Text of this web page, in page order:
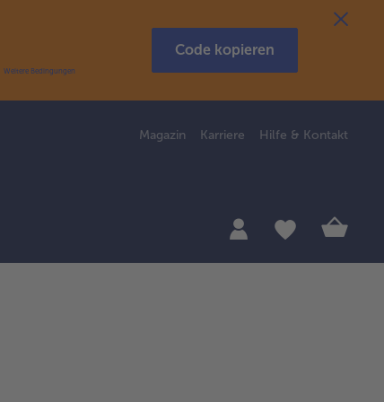
Weitere Bedingungen
Code kopieren
Magazin Karriere Hilfe & Kontakt